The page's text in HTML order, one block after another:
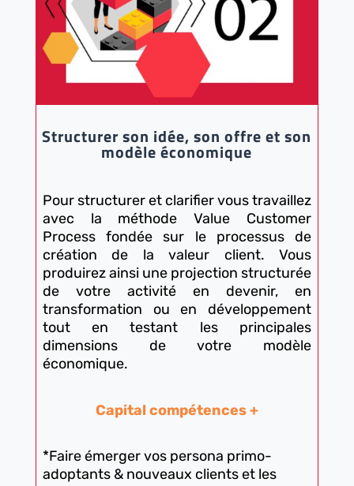
Structurer son idée, son offre et son
modèle économique
Pour structurer et clarifier vous travaillez
avec la méthode Value Customer
Process fondée sur le processus de
création de la valeur client. Vous
produirez ainsi une projection structurée
de votre activité en devenir, en
transformation ou en développement
tout en testant les principales
dimensions de votre modèle
économique.
Capital compétences +
*Faire émerger vos persona primo-
adoptants & nouveaux clients et les